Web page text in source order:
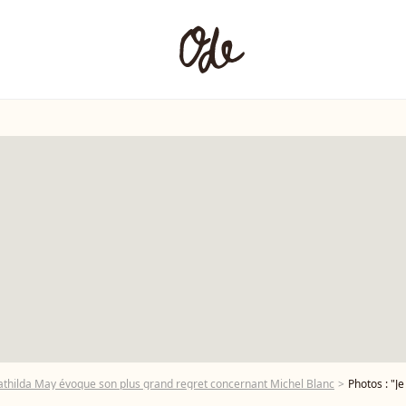
May évoque son plus grand regret concernant Michel Blanc Photos : "Je n'ai